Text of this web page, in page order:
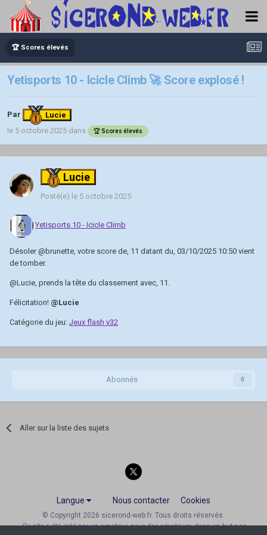
🏆 Scores élevés
Yetisports 10 - Icicle Climb 🚀 Score explosé !
Par
Lucie
le 5 octobre 2025 dans 🏆 Scores élevés
Lucie
Posté(e) le 5 octobre 2025
Yetisports 10 - Icicle Climb
Désoler@brunette , votre score de, 11 datant du, 03/10/2025 10:50 vient
de tomber.
@Lucie , prends la tête du classement avec, 11.
Félicitation! @Lucie
Catégorie du jeu: Jeux flash v32
Abonnés 0
Aller sur la liste des sujets
Langue Nous contacter Cookies
© Copyright 2026 sicerond-web.fr. Tous droits réservés.
Ce site a été créé par un amateur, pour des amateurs, dans un but non